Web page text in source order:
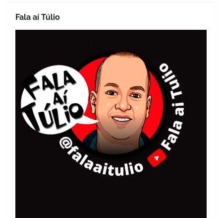
Fala aí Túlio